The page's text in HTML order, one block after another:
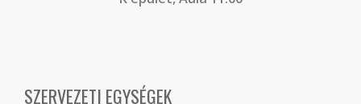
SZERVEZETI EGYSÉGEK